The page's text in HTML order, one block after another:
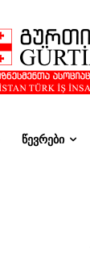
ᲬᲔᲕᲠᲔᲑᲘ